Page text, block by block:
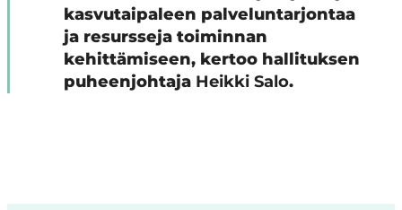
kasvutaipaleen palveluntarjontaa
ja resursseja toiminnan
kehittämiseen, kertoo hallituksen
puheenjohtaja Heikki Salo.